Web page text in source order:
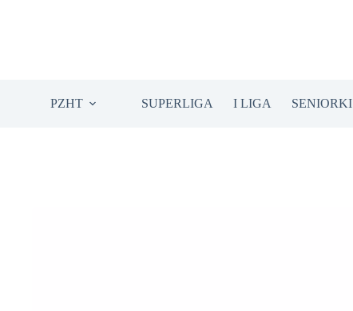
PZHT SUPERLIGA I LIGA SENIORKI